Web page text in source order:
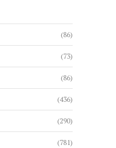
(86)
(73)
(86)
(436)
(290)
(781)